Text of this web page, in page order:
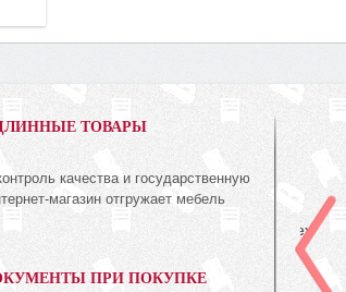
ТОВАРЫ
качества и государственную
магазин отгружает мебель
ПРИ ПОКУПКЕ
0%
Полка
КМК 0435.3
Коллекция «Амелия Орех